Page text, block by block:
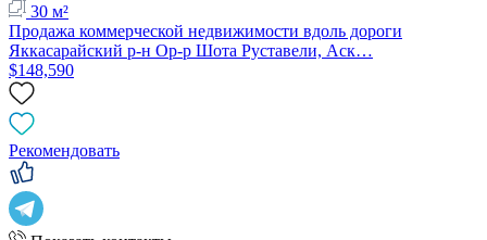
30 м²
Продажа коммерческой недвижимости вдоль дороги
Яккасарайский р-н Ор-р Шота Руставели, Аск…
$148,590
Рекомендовать